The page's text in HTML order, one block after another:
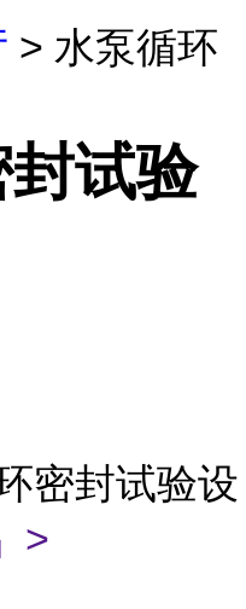
> 水泵循环
试验
密封试验设
>